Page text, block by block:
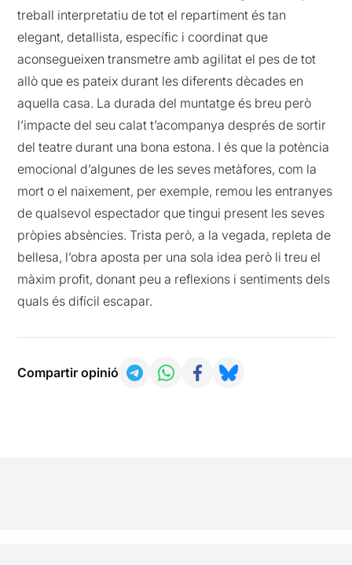
treball interpretatiu de tot el repartiment és tan
elegant, detallista, específic i coordinat que
aconsegueixen transmetre amb agilitat el pes de tot
allò que es pateix durant les diferents dècades en
aquella casa. La durada del muntatge és breu però
l’impacte del seu calat t’acompanya després de sortir
del teatre durant una bona estona. I és que la potència
emocional d’algunes de les seves metàfores, com la
mort o el naixement, per exemple, remou les entranyes
de qualsevol espectador que tingui present les seves
pròpies absències. Trista però, a la vegada, repleta de
bellesa, l’obra aposta per una sola idea però li treu el
màxim profit, donant peu a reflexions i sentiments dels
quals és difícil escapar.
Compartir opinió